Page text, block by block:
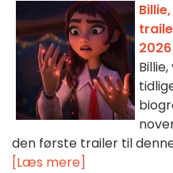
2026
den første trailer til
[Læs mere]